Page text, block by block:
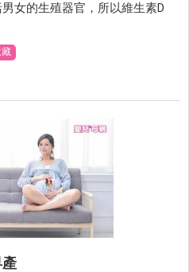
女的生殖器官，所以維生素D